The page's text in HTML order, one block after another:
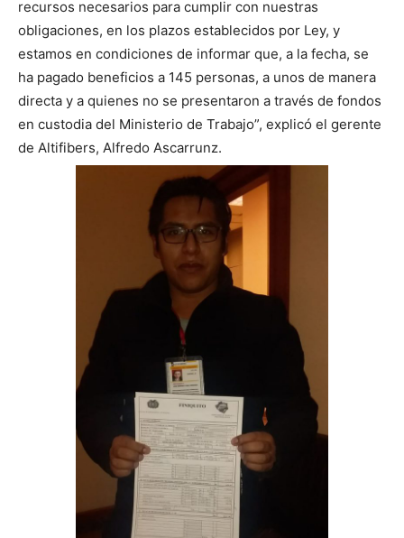
recursos necesarios para cumplir con nuestras
obligaciones, en los plazos establecidos por Ley, y
estamos en condiciones de informar que, a la fecha, se
ha pagado beneficios a 145 personas, a unos de manera
directa y a quienes no se presentaron a través de fondos
en custodia del Ministerio de Trabajo”, explicó el gerente
de Altifibers, Alfredo Ascarrunz.